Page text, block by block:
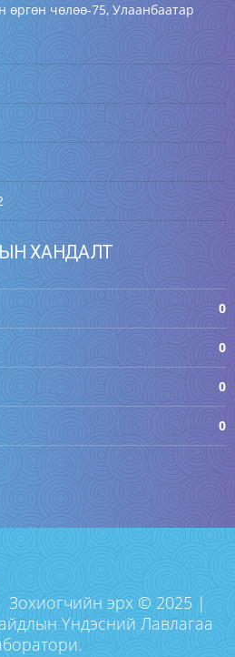
өргөн чөлөө-75, Улаанбаатар
ХАНДАЛТ
0
0
0
0
Зохиогчийн эрх © 2025 |
Үндэсний Лавлагаа